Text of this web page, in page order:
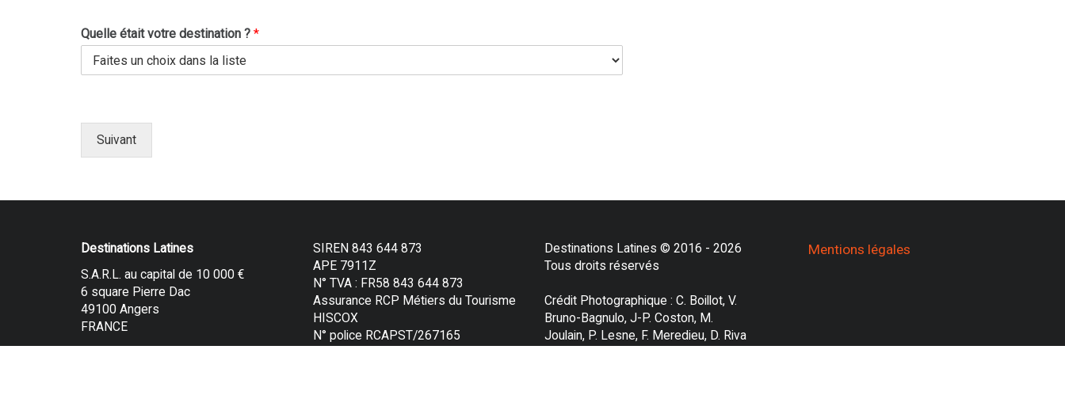
Quelle était votre destination ? *
Suivant
Destinations Latines
S.A.R.L. au capital de 10 000 €
6 square Pierre Dac
49100 Angers
FRANCE
SIREN 843 644 873
APE 7911Z
N° TVA : FR58 843 644 873
Assurance RCP Métiers du Tourisme
HISCOX
N° police RCAPST/267165
Destinations Latines © 2016 - 2026
Tous droits réservés
Crédit Photographique : C. Boillot, V.
Bruno-Bagnulo, J-P. Coston, M.
Joulain, P. Lesne, F. Meredieu, D. Riva
Mentions légales